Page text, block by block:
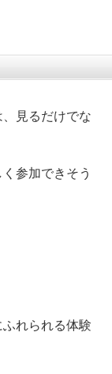
、見るだけでな
参加できそう
れられる体験